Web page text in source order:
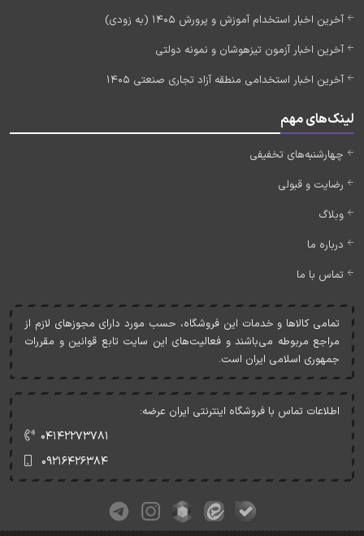
آخرین اخبار استخدام آموزش و پرورش 1405 (به زودی)
آخرین اخبار آزمون تیزهوشان و نمونه دولتی
آخرین اخبار استخدامی منطقه آزاد تجاری صنعتی 1405
لینک‌های مهم
چهارشنبه‌های تخفیفی
رضایت و قبولی
وبلاگ
درباره ما
تماس با ما
تمامی کالاها و خدمات اين فروشگاه، حسب مورد دارای مجوزهای لازم از
مراجع مربوطه می‌باشند و فعاليت‌های اين سايت تابع قوانين و مقررات
جمهوری اسلامی ايران است.
اطلاعات تماس با فروشگاه اینترنتی ایران عرضه:
۰۴۱۴۲۲۷۳۷۸۱
۰۹۲۱۶۴۲۶۳۸۴